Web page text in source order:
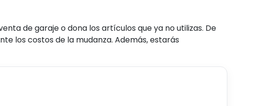
de garaje o dona los artículos que ya no utilizas. De
los costos de la mudanza. Además, estarás